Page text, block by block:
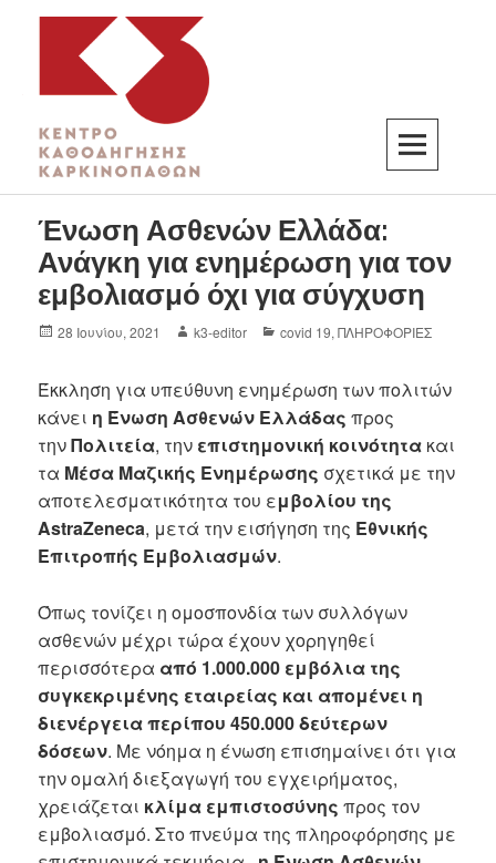
K3
ΚΕΝΤΡΟ ΚΑΘΟΔΗΓΗΣΗΣ ΚΑΡΚΙΝΟΠΑΘΩΝ
Ένωση Ασθενών Ελλάδα:
Ανάγκη για ενημέρωση για τον
εμβολιασμό όχι για σύγχυση
28 Ιουνίου, 2021 k3-editor covid 19,ΠΛΗΡΟΦΟΡΙΕΣ
Έκκληση για υπεύθυνη ενημέρωση των πολιτών
κάνει η Ένωση Ασθενών Ελλάδας προς
τηνΠολιτεία, την επιστημονική κοινότητα και
τα Μέσα Μαζικής Ενημέρωσης σχετικά με την
αποτελεσματικότητα του εμβολίου της
AstraZeneca, μετά την εισήγηση της Εθνικής
Επιτροπής Εμβολιασμών.
Όπως τονίζει η ομοσπονδία των συλλόγων
ασθενών μέχρι τώρα έχουν χορηγηθεί
περισσότερα από 1.000.000 εμβόλια της
συγκεκριμένης εταιρείας και απομένει η
διενέργεια περίπου 450.000 δεύτερων
δόσεων. Με νόημα η ένωση επισημαίνει ότι για
την ομαλή διεξαγωγή του εγχειρήματος,
χρειάζεται κλίμα εμπιστοσύνης προς τον
εμβολιασμό. Στο πνεύμα της πληροφόρησης με